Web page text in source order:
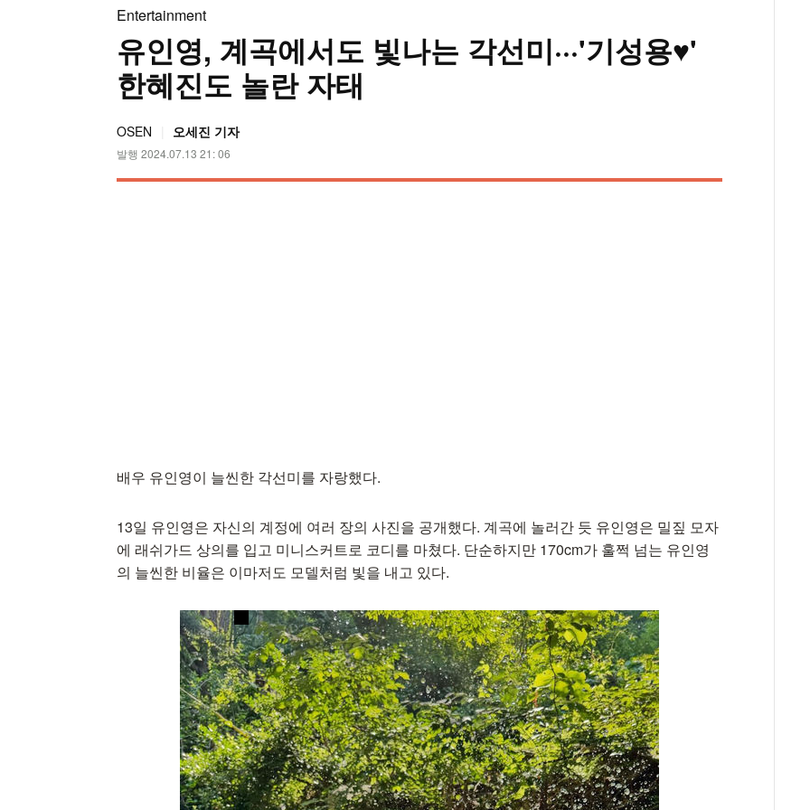
Entertainment
유인영, 계곡에서도 빛나는 각선미···'기성용♥'
한혜진도 놀란 자태
OSEN 오세진 기자
발행 2024.07.13 21: 06
배우 유인영이 늘씬한 각선미를 자랑했다.
13일 유인영은 자신의 계정에 여러 장의 사진을 공개했다. 계곡에 놀러간 듯 유인영은 밀짚 모자
에 래쉬가드 상의를 입고 미니스커트로 코디를 마쳤다. 단순하지만 170cm가 훌쩍 넘는 유인영
의 늘씬한 비율은 이마저도 모델처럼 빛을 내고 있다.